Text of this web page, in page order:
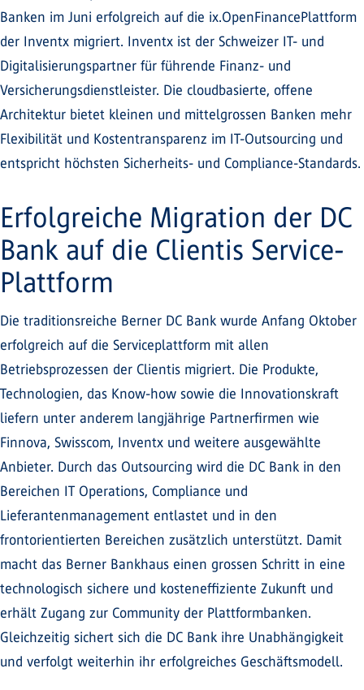
Banken im Juni erfolgreich auf die ix.OpenFinancePlattform
der Inventx migriert. Inventx ist der Schweizer IT- und
Digitalisierungspartner für führende Finanz- und
Versicherungsdienstleister. Die cloudbasierte, offene
Architektur bietet kleinen und mittelgrossen Banken mehr
Flexibilität und Kostentransparenz im IT-Outsourcing und
entspricht höchsten Sicherheits- und Compliance-Standards.
Erfolgreiche Migration der DC
Bank auf die Clientis Service-
Plattform
Die traditionsreiche Berner DC Bank wurde Anfang Oktober
erfolgreich auf die Serviceplattform mit allen
Betriebsprozessen der Clientis migriert. Die Produkte,
Technologien, das Know-how sowie die Innovationskraft
liefern unter anderem langjährige Partnerfirmen wie
Finnova, Swisscom, Inventx und weitere ausgewählte
Anbieter. Durch das Outsourcing wird die DC Bank in den
Bereichen IT Operations, Compliance und
Lieferantenmanagement entlastet und in den
frontorientierten Bereichen zusätzlich unterstützt. Damit
macht das Berner Bankhaus einen grossen Schritt in eine
technologisch sichere und kosteneffiziente Zukunft und
erhält Zugang zur Community der Plattformbanken.
Gleichzeitig sichert sich die DC Bank ihre Unabhängigkeit
und verfolgt weiterhin ihr erfolgreiches Geschäftsmodell.